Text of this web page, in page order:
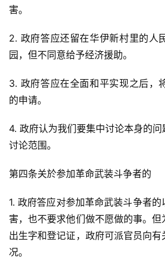
害。
2. 政府答应还留在华伊新村里的人
园，但不同意给予经济援助。
3. 政府答应在全面和平实现之后，
的申请。
4. 政府认为我们要集中讨论本身的
讨论范围。
第四条关於参加革命武装斗争者的
1. 政府答应对参加革命武装斗争者
害，也不要求他们做不愿做的事。
出生字和登记证，政府可派官员向
况。